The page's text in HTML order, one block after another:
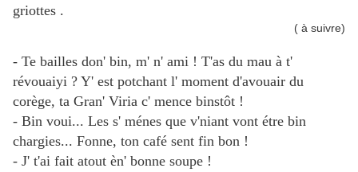
griottes .
( à suivre)
- Te bailles don' bin, m' n' ami ! T'as du mau à t'
révouaiyi ? Y' est potchant l' moment d'avouair du
corège, ta Gran' Viria c' mence binstôt !
- Bin voui... Les s' ménes que v'niant vont étre bin
chargies... Fonne, ton café sent fin bon !
- J' t'ai fait atout èn' bonne soupe !